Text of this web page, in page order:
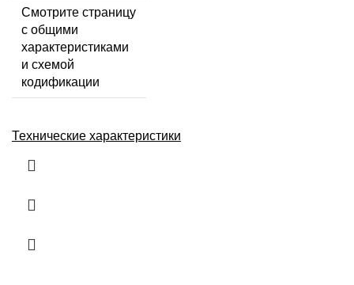
Смотрите страницу
с общими
характеристиками
и схемой
кодификации
Технические характеристики